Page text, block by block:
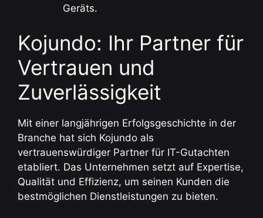
Geräts.
Kojundo: Ihr Partner für
Vertrauen und
Zuverlässigkeit
Mit einer langjährigen Erfolgsgeschichte in der
Branche hat sich Kojundo als
vertrauenswürdiger Partner für IT-Gutachten
etabliert. Das Unternehmen setzt auf Expertise,
Qualität und Effizienz, um seinen Kunden die
bestmöglichen Dienstleistungen zu bieten.